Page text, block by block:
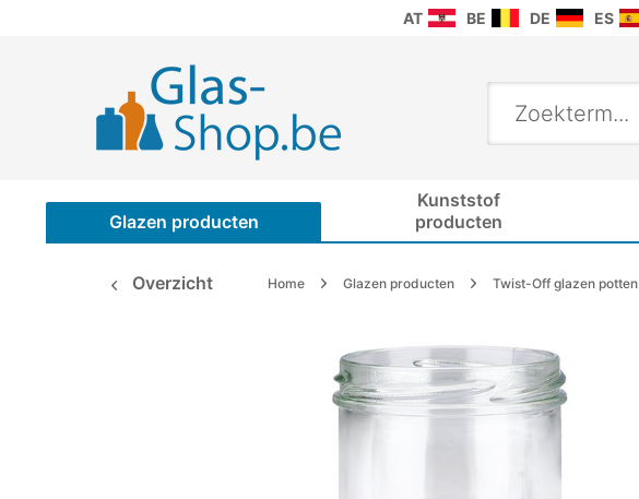
AT BE DE ES
Glazen producten
Kunststof
producten
Overzicht Home Glazen producten Twist-Off glazen potten